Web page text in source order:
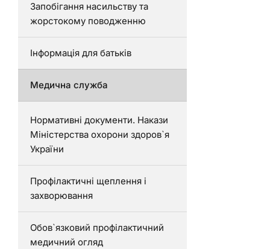
Запобігання насильству та
жорстокому поводженню
Інформація для батьків
Медична служба
Нормативні документи. Накази
Міністерства охорони здоров`я
України
Профілактичні щеплення і
захворювання
Обов`язковий профілактичний
медичний огляд